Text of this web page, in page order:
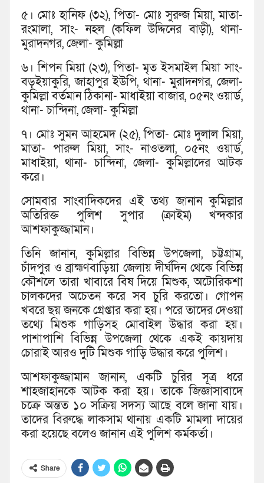
৫। মোঃ হানিফ (৩২), পিতা- মোঃ সুরুজ মিয়া, মাতা-
রংমালা, সাং- নহল (কফিল উদ্দিনের বাড়ী), থানা-
মুরাদনগর, জেলা- কুমিল্লা
৬। শিপন মিয়া (২৩), পিতা- মৃত ইসমাইল মিয়া সাং-
বড়ইয়াকুরি, জাহাপুর ইউপি, থানা- মুরাদনগর, জেলা-
কুমিল্লা বর্তমান ঠিকানা- মাধাইয়া বাজার, ০৫নং ওয়ার্ড,
থানা- চান্দিনা, জেলা- কুমিল্লা
৭। মোঃ সুমন আহমেদ (২৫), পিতা- মোঃ দুলাল মিয়া,
মাতা- পারুল মিয়া, সাং- নাওতলা, ০৫নং ওয়ার্ড,
মাধাইয়া, থানা- চান্দিনা, জেলা- কুমিল্লাদের আটক
করে।
সোমবার সাংবাদিকদের এই তথ্য জানান কুমিল্লার
অতিরিক্ত পুলিশ সুপার (ক্রাইম) খন্দকার
আশফাকুজ্জামান।
তিনি জানান, কুমিল্লার বিভিন্ন উপজেলা, চট্টগ্রাম,
চাঁদপুর ও ব্রাহ্মণবাড়িয়া জেলায় দীর্ঘদিন থেকে বিভিন্ন
কৌশলে তারা খাবারে বিষ দিয়ে মিশুক, অটোরিকশা
চালকদের অচেতন করে সব চুরি করতো। গোপন
খবরে ছয় জনকে গ্রেপ্তার করা হয়। পরে তাদের দেওয়া
তথ্যে মিশুক গাড়িসহ মোবাইল উদ্ধার করা হয়।
পাশাপাশি বিভিন্ন উপজেলা থেকে একই কায়দায়
চোরাই আরও দুটি মিশুক গাড়ি উদ্ধার করে পুলিশ।
আশফাকুজ্জামান জানান, একটি চুরির সূত্র ধরে
শাহজাহানকে আটক করা হয়। তাকে জিজ্ঞাসাবাদে
চক্রে অন্তত ১০ সক্রিয় সদস্য আছে বলে জানা যায়।
তাদের বিরুদ্ধে লাকসাম থানায় একটি মামলা দায়ের
করা হয়েছে বলেও জানান এই পুলিশ কর্মকর্তা।
Share